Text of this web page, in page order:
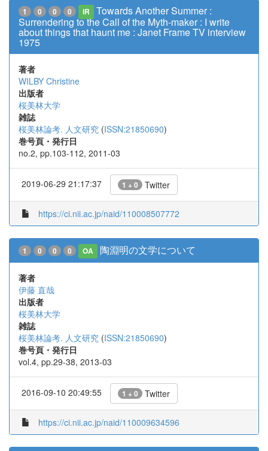
1 0 0 0 IR
Towards Another Summer :
Surrendering to the Call of the Myth-maker : I write
about things that haunt me : Janet Frame TV interview
1975
著者
WILBY Christine
出版者
桜美林大学
雑誌
桜美林論考. 人文研究 (ISSN:21850690)
巻号頁・発行日
no.2, pp.103-112, 2011-03
2019-06-29 21:17:37 1 + 0 Twitter
https://ci.nii.ac.jp/naid/110008507772
1 0 0 0 OA 陶淵明の文学について
著者
伊藤 直哉
出版者
桜美林大学
雑誌
桜美林論考. 人文研究 (ISSN:21850690)
巻号頁・発行日
vol.4, pp.29-38, 2013-03
2016-09-10 20:49:55 1 + 0 Twitter
https://ci.nii.ac.jp/naid/110009634596